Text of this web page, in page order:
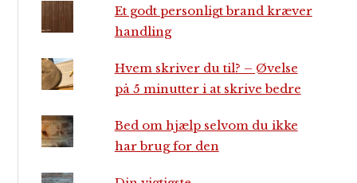
Et godt personligt brand kræver
handling
Hvem skriver du til? – Øvelse
på 5 minutter i at skrive bedre
Bed om hjælp selvom du ikke
har brug for den